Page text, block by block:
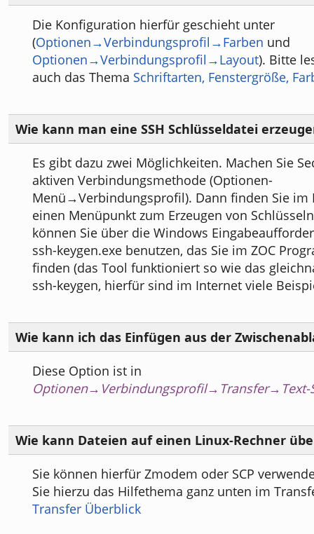
Die Konfiguration hierfür geschieht unter
(Optionen→Verbindungsprofil→Farben und
Optionen→Verbindungsprofil→Layout). Bitte
auch das Thema Schriftarten, Fenstergröße,
Wie kann man eine SSH Schlüsseldatei
Es gibt dazu zwei Möglichkeiten. Machen Sie
aktiven Verbindungsmethode (Optionen-
Menü→Verbindungsprofil). Dann finden Sie im
einen Menüpunkt zum Erzeugen von
können Sie über die Windows
ssh-keygen.exe benutzen, das Sie im ZOC
finden (das Tool funktioniert so wie das
ssh-keygen, hierfür sind im Internet viele
Wie kann ich das Einfügen aus der
Diese Option ist in
Optionen→Verbindungsprofil→Transfer→Text-
Wie kann Dateien auf einen Linux-Rechner
Sie können hierfür Zmodem oder SCP
Sie hierzu das Hilfethema ganz unten im
Transfer Überblick